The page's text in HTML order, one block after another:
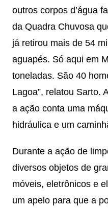
outros corpos d’água
da Quadra Chuvosa
já retirou mais de 54
aguapés. Só aqui em
toneladas. São 40
Lagoa”, relatou Sarto.
a ação conta uma
hidráulica e um
Durante a ação de
diversos objetos de
móveis, eletrônicos e
um apelo para que a